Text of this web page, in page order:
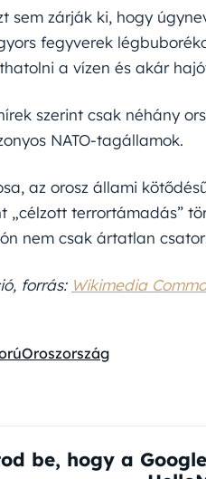
sem zárják ki, hogy
fegyverek
a vízen és akár
szerint csak néhány
NATO-tagállamok.
az orosz állami
„célzott terrortámadás”
nem csak ártatlan
forrás: Wikimedia
Oroszország
be, hogy a